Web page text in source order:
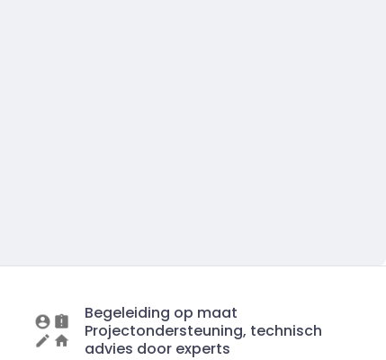
Begeleiding op maat
Projectondersteuning, technisch
advies door experts